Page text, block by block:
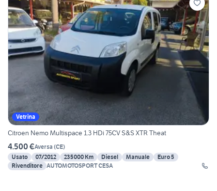
Vetrina
Citroen Nemo Multispace 1.3 HDi 75CV S&S XTR Theat
4.500 €Aversa (CE)
Usato
07/2012 235000 Km Diesel Manuale
Euro 5
Rivenditore AUTOMOTOSPORT CESA